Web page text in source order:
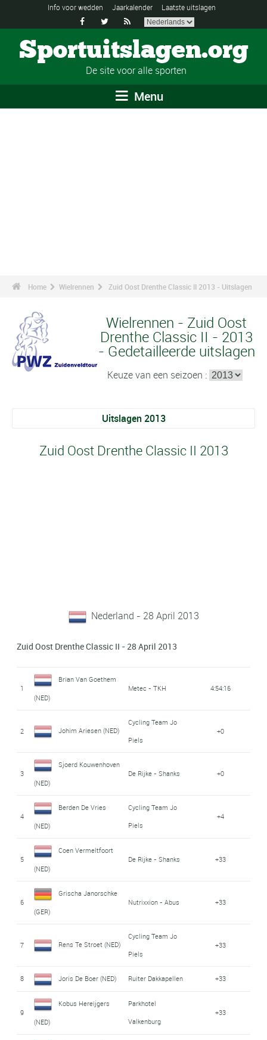
Info voor wedden Jaarkalender Laatste uitslagen
  
Sportuitslagen.org
De site voor alle sporten
Menu
Home Wielrennen Zuid Oost Drenthe Classic II 2013 - Uitslagen
Wielrennen - Zuid Oost
Drenthe Classic II - 2013
- Gedetailleerde uitslagen
Keuze van een seizoen :
Uitslagen 2013
Zuid Oost Drenthe Classic II 2013
Nederland - 28 April 2013
Zuid Oost Drenthe Classic II - 28 April 2013
1
Brian Van Goethem
(NED)
Metec - TKH 4:54:16
2 Johim Ariesen (NED)
Cycling Team Jo
Piels
+0
3
Sjoerd Kouwenhoven
(NED)
De Rijke - Shanks +0
4
Berden De Vries
(NED)
Cycling Team Jo
Piels
+4
5
Coen Vermeltfoort
(NED)
De Rijke - Shanks +33
6
Grischa Janorschke
(GER)
Nutrixxion - Abus +33
7 Rens Te Stroet (NED)
Cycling Team Jo
Piels
+33
8 Joris De Boer (NED) Ruiter Dakkapellen +33
9
Kobus Hereijgers
(NED)
Parkhotel
Valkenburg
+33